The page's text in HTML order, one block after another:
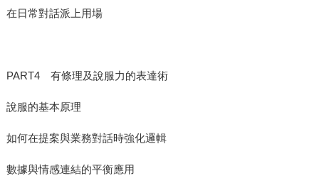
在日常對話派上用場
PART4 有條理及說服力的表達術
說服的基本原理
如何在提案與業務對話時強化邏輯
數據與情感連結的平衡應用